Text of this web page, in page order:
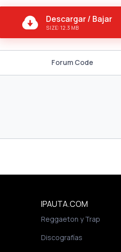
Descargar / Bajar
SIZE: 12.3 MB
Forum Code
IPAUTA.COM
Reggaeton y Trap
Discografías